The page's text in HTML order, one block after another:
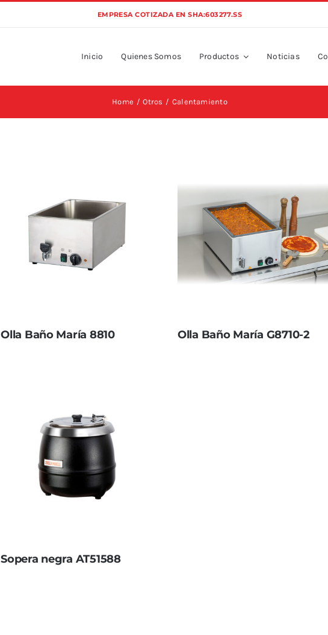
EMPRESA COTIZADA EN SHA:603277.SS
Inicio Quienes Somos Productos Noticias
Home Otros Calentamiento
Olla Baño María 8810 Olla Baño María G8710-2
Sopera negra AT51588